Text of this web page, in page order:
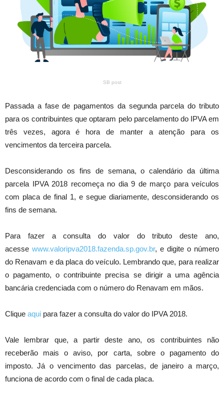
SB post
Passada a fase de pagamentos da segunda parcela do tributo
para os contribuintes que optaram pelo parcelamento do IPVA em
três vezes, agora é hora de manter a atenção para os
vencimentos da terceira parcela.
Desconsiderando os fins de semana, o calendário da última
parcela IPVA 2018 recomeça no dia 9 de março para veículos
com placa de final 1, e segue diariamente, desconsiderando os
fins de semana.
Para fazer a consulta do valor do tributo deste ano,
acesse www.valoripva2018.fazenda.sp.gov.br, e digite o número
do Renavam e da placa do veículo. Lembrando que, para realizar
o pagamento, o contribuinte precisa se dirigir a uma agência
bancária credenciada com o número do Renavam em mãos.
Clique aqui para fazer a consulta do valor do IPVA 2018.
Vale lembrar que, a partir deste ano, os contribuintes não
receberão mais o aviso, por carta, sobre o pagamento do
imposto. Já o vencimento das parcelas, de janeiro a março,
funciona de acordo com o final de cada placa.